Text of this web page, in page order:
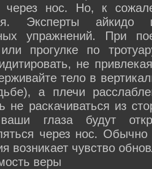
через нос. Но, к
Эксперты айкидо
упражнений. При
или прогулке по
не
тело в
а плечи
не раскачиваться из
глаза будут
через нос. Обычно
возникает чувство
веры